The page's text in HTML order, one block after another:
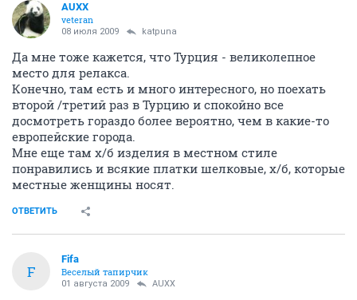
AUXX
veteran
08 июля 2009 katpuna
Да мне тоже кажется, что Турция - великолепное
место для релакса.
Конечно, там есть и много интересного, но поехать
второй /третий раз в Турцию и спокойно все
досмотреть гораздо более вероятно, чем в какие-то
европейские города.
Мне еще там х/б изделия в местном стиле
понравились и всякие платки шелковые, х/б, которые
местные женщины носят.
ОТВЕТИТЬ
F
Fifa
Веселый тапирчик
01 августа 2009 AUXX